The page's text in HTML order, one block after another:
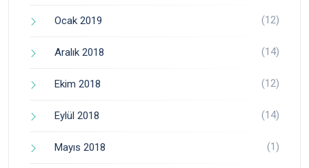
Ocak 2019 (12)
Aralık 2018 (14)
Ekim 2018 (12)
Eylül 2018 (14)
Mayıs 2018 (1)